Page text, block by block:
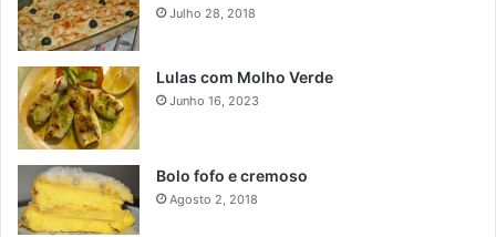
Julho 28, 2018
Lulas com Molho Verde
Junho 16, 2023
Bolo fofo e cremoso
Agosto 2, 2018